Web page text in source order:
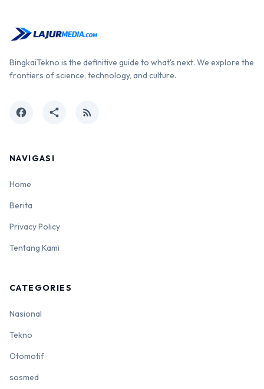
BingkaiTekno is the definitive guide to what's next. We explore the
frontiers of science, technology, and culture.
facebook share rss_feed
NAVIGASI
Home
Berita
Privacy Policy
Tentang Kami
CATEGORIES
Nasional
Tekno
Otomotif
sosmed